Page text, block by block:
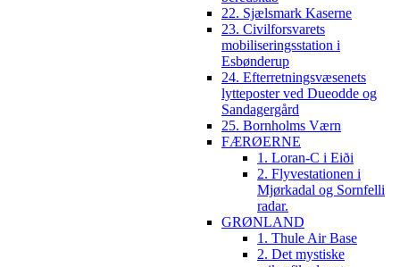
22. Sjælsmark Kaserne
23. Civilforsvarets
mobiliseringsstation i
Esbønderup
24. Efterretningsvæsenets
lytteposter ved Dueodde og
Sandagergård
25. Bornholms Værn
FÆRØERNE
1. Loran-C i Eiði
2. Flyvestationen i
Mjørkadal og Sornfelli
radar.
GRØNLAND
1. Thule Air Base
2. Det mystiske